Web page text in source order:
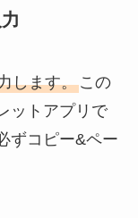
します。この
ットアプリで
ずコピー&ペー